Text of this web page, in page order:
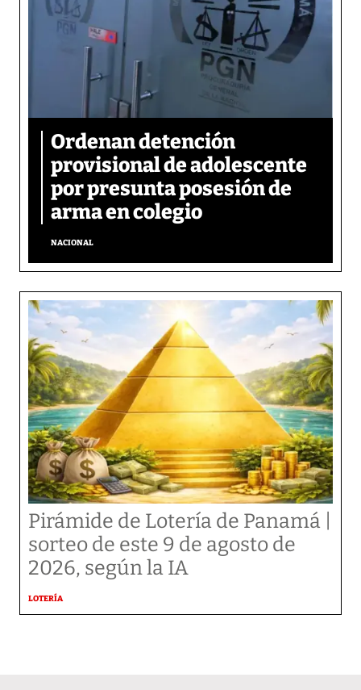
Ordenan detención
provisional de adolescente
por presunta posesión de
arma en colegio
NACIONAL
Pirámide de Lotería de Panamá |
sorteo de este 9 de agosto de
2026, según la IA
LOTERÍA